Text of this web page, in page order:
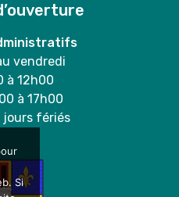
vendredi
à 12h00
à 17h00
jours fériés
Si